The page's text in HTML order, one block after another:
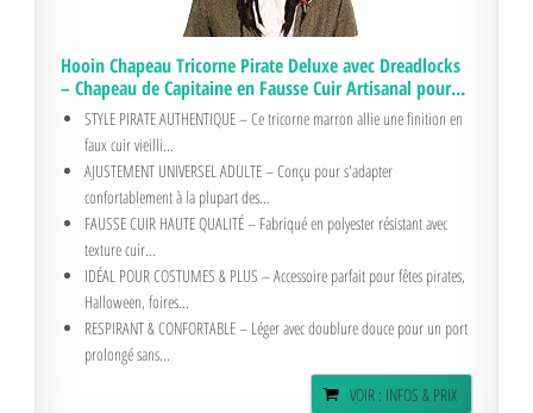
Hooin Chapeau Tricorne Pirate Deluxe avec Dreadlocks
– Chapeau de Capitaine en Fausse Cuir Artisanal pour...
STYLE PIRATE AUTHENTIQUE – Ce tricorne marron allie une finition en
faux cuir vieilli...
AJUSTEMENT UNIVERSEL ADULTE – Conçu pour s'adapter
confortablement à la plupart des...
FAUSSE CUIR HAUTE QUALITÉ – Fabriqué en polyester résistant avec
texture cuir...
IDÉAL POUR COSTUMES & PLUS – Accessoire parfait pour fêtes pirates,
Halloween, foires...
RESPIRANT & CONFORTABLE – Léger avec doublure douce pour un port
prolongé sans...
VOIR : INFOS & PRIX